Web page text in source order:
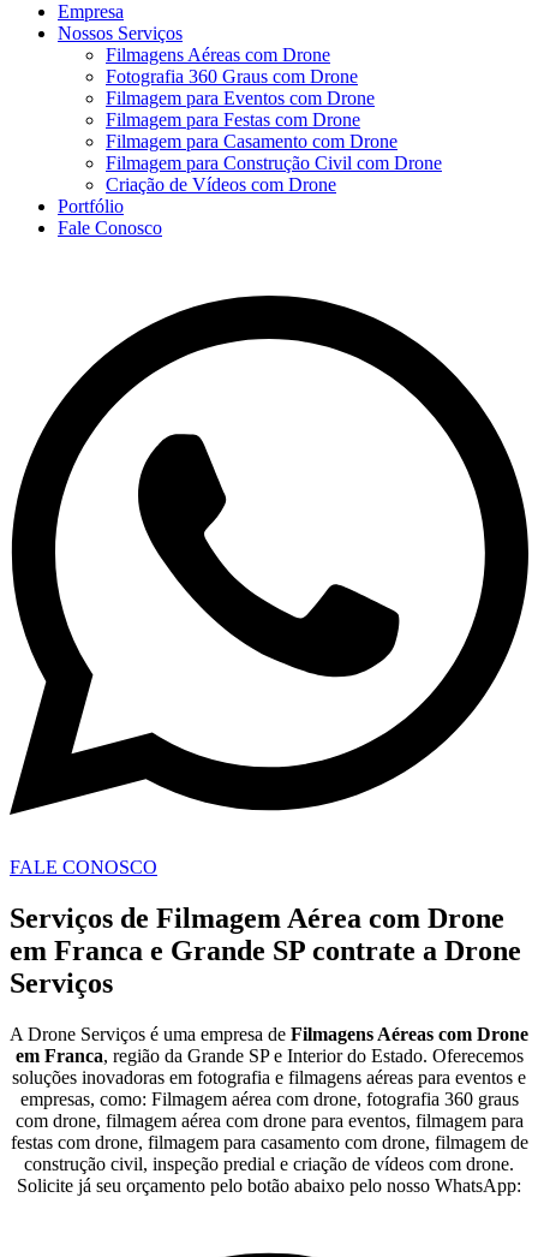
Empresa
Nossos Serviços
Filmagens Aéreas com Drone
Fotografia 360 Graus com Drone
Filmagem para Eventos com Drone
Filmagem para Festas com Drone
Filmagem para Casamento com Drone
Filmagem para Construção Civil com Drone
Criação de Vídeos com Drone
Portfólio
Fale Conosco
FALE CONOSCO
Serviços de Filmagem Aérea com Drone
em Franca e Grande SP contrate a Drone
Serviços
A Drone Serviços é uma empresa de Filmagens Aéreas com Drone
em Franca, região da Grande SP e Interior do Estado. Oferecemos
soluções inovadoras em fotografia e filmagens aéreas para eventos e
empresas, como: Filmagem aérea com drone, fotografia 360 graus
com drone, filmagem aérea com drone para eventos, filmagem para
festas com drone, filmagem para casamento com drone, filmagem de
construção civil, inspeção predial e criação de vídeos com drone.
Solicite já seu orçamento pelo botão abaixo pelo nosso WhatsApp: